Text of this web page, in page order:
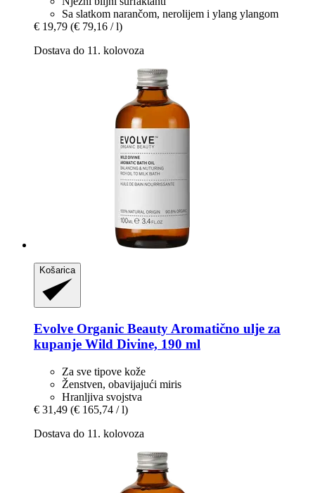
Sa slatkom narančom, nerolijem i ylang ylangom
€ 19,79 (€ 79,16 / l)
Dostava do 11. kolovoza
Košarica
Evolve Organic Beauty Aromatično ulje za
kupanje Wild Divine, 190 ml
Za sve tipove kože
Ženstven, obavijajući miris
Hranljiva svojstva
€ 31,49 (€ 165,74 / l)
Dostava do 11. kolovoza